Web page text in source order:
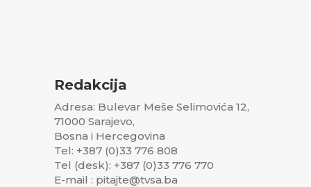
Redakcija
Adresa: Bulevar Meše Selimovića 12,
71000 Sarajevo,
Bosna i Hercegovina
Tel: +387 (0)33 776 808
Tel (desk): +387 (0)33 776 770
E-mail : pitajte@tvsa.ba